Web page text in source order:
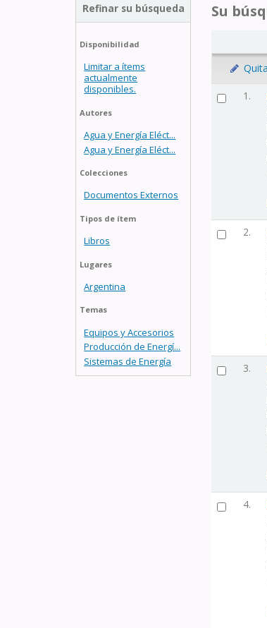
Refinar su búsqueda
Disponibilidad
Limitar a ítems
actualmente
disponibles.
Autores
Agua y Energía Eléct...
Agua y Energía Eléct...
Colecciones
Documentos Externos
Tipos de ítem
Libros
Lugares
Argentina
Temas
Equipos y Accesorios
Producción de Energí...
Sistemas de Energía
Su
1.
2.
3.
4.